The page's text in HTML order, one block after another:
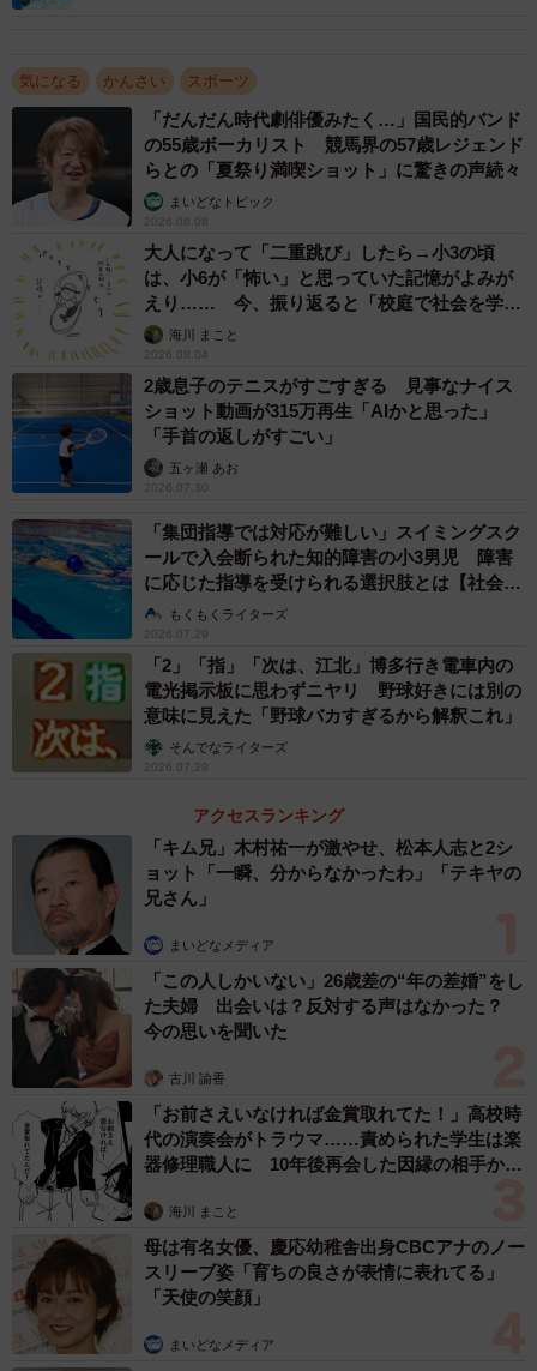
大西宏明選手と塩谷和彦選手（後のBsメインテーマ）のも
い」と思った。だが、歌詞もメロディーもなかなかしっく
りくるものが浮かばない。いよいよシーズン開幕が近づ
き、「自分の思いを素直にぶつけてみよう」とふっきれ
た。そこで完成したのが「丑男～COW BOY～」だった。
熱き情熱 紅（あか）く染まり 蒼き稲妻 輝く
ここで立ち向かえ戦士達
悲しみ乗り越え突き進め
真紅と蒼の魂を 炎と燃やして攻めろ
勇ましくも哀愁のあるメロディー、チャンステーマなのに
「悲しみ」という言葉が入る歌詞。両球団のカラーも直接
的に表現した。応援団のメンバーに初めてこの曲が披露さ
る。「悲しみを乗り越えて一緒になって戦おうという気持
ちがストレートに伝わってきた」
2/4
2007年の京セラドーム大阪開幕戦、試合後二次会の様子
その後も年を追うごとに新しいチャンステーマは増えてい
るが、丑男は逆転のチャンスなどここ一番にかかる勝負曲
だ。球場で前奏のトランペットが流れると拍手がわき起こ
る、ファンに愛される1曲となった。
オリックスの応援歌はなぜ難しい？
「かっこいい」「渋い」と、他球団ファンからも人気が高
いオリックスの応援歌。だが、その複雑さも群を抜いてい
る。前奏があるのは当たり前、「AメロBメロ」「サビ」
気になる かんさい スポーツ
「だんだん時代劇俳優みたく…」国民的バンド
の55歳ボーカリスト 競馬界の57歳レジェンド
らとの「夏祭り満喫ショット」に驚きの声続々
まいどなトピック
2026.08.08
大人になって「二重跳び」したら→小3の頃
は、小6が「怖い」と思っていた記憶がよみが
えり…… 今、振り返ると「校庭で社会を学ん
でいった」【漫画】
海川 まこと
2026.08.04
2歳息子のテニスがすごすぎる 見事なナイス
ショット動画が315万再生「AIかと思った」
「手首の返しがすごい」
五ヶ瀬 あお
2026.07.30
「集団指導では対応が難しい」スイミングスク
ールで入会断られた知的障害の小3男児 障害
に応じた指導を受けられる選択肢とは【社会福
祉士が解説】
もくもくライターズ
2026.07.29
「2」「指」「次は、江北」博多行き電車内の
電光掲示板に思わずニヤリ 野球好きには別の
意味に見えた「野球バカすぎるから解釈これ」
そんでなライターズ
2026.07.29
アクセスランキング
「キム兄」木村祐一が激やせ、松本人志と2シ
ョット「一瞬、分からなかったわ」「テキヤの
兄さん」
まいどなメディア
「この人しかいない」26歳差の“年の差婚”をし
た夫婦 出会いは？反対する声はなかった？
今の思いを聞いた
古川 諭香
「お前さえいなければ金賞取れてた！」高校時
代の演奏会がトラウマ……責められた学生は楽
器修理職人に 10年後再会した因縁の相手から
海川 まこと
母は有名女優、慶応幼稚舎出身CBCアナのノー
スリーブ姿「育ちの良さが表情に表れてる」
「天使の笑顔」
まいどなメディア